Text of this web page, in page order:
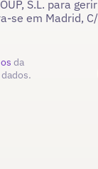
S.L. para
em Madrid,
da